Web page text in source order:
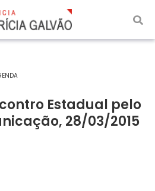
Estadual pelo
28/03/2015